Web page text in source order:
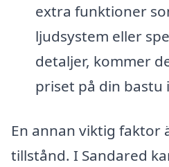
extra funktioner
ljudsystem eller
detaljer, kommer
priset på din bastu
En annan viktig faktor
tillstånd. I Sandared